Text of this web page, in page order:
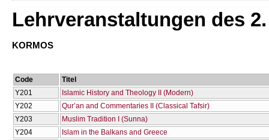
Lehrveranstaltungen des
KORMOS
Code
Titel
Υ201
Islamic History and Theology II (Modern)
Υ202
Qur’an and Commentaries II (Classical Tafsir)
Υ203
Muslim Tradition I (Sunna)
Υ204
Islam in the Balkans and Greece